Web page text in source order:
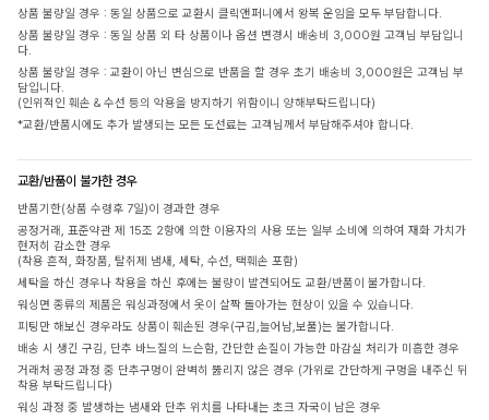
상품 불량일 경우 : 동일 상품으로 교환시 클릭앤퍼니에서 왕복 운임을 모두 부담합니다.
상품 불량일 경우 : 동일 상품 외 타 상품이나 옵션 변경시 배송비 3,000원 고객님 부담입니
다.
상품 불량일 경우 : 교환이 아닌 변심으로 반품을 할 경우 초기 배송비 3,000원은 고객님 부
담입니다.
(인위적인 훼손 & 수선 등의 악용을 방지하기 위함이니 양해부탁드립니다)
*교환/반품시에도 추가 발생되는 모든 도선료는 고객님께서 부담해주셔야 합니다.
교환/반품이 불가한 경우
반품기한(상품 수령후 7일)이 경과한 경우
공정거래, 표준약관 제 15조 2항에 의한 이용자의 사용 또는 일부 소비에 의하여 재화 가치가
현저히 감소한 경우
(착용 흔적, 화장품, 탈취제 냄새, 세탁, 수선, 택훼손 포함)
세탁을 하신 경우나 착용을 하신 후에는 불량이 발견되어도 교환/반품이 불가합니다.
워싱면 종류의 제품은 워싱과정에서 옷이 살짝 돌아가는 현상이 있을 수 있습니다.
피팅만 해보신 경우라도 상품이 훼손된 경우(구김,늘어남,보풀)는 불가합니다.
배송 시 생긴 구김, 단추 바느질의 느슨함, 간단한 손질이 가능한 마감실 처리가 미흡한 경우
거래처 공정 과정 중 단추구멍이 완벽히 뚫리지 않은 경우 (가위로 간단하게 구멍을 내주신 뒤
착용 부탁드립니다)
워싱 과정 중 발생하는 냄새와 단추 위치를 나타내는 초크 자국이 남은 경우